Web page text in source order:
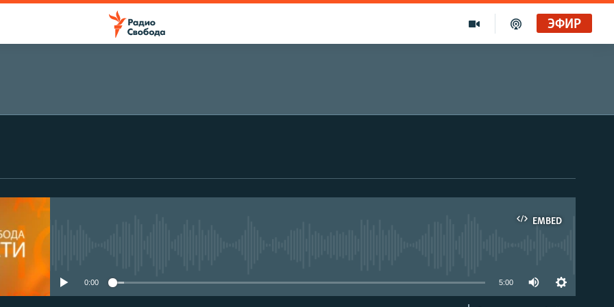
ЭФИР
EMBED
0:00 5:00